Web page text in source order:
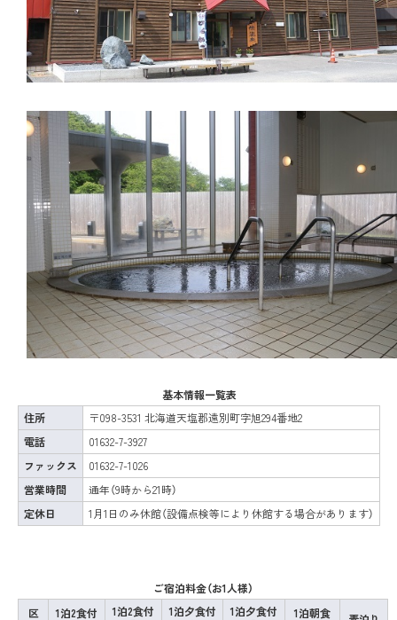
基本情報一覧表
住所
〒098-3531 北海道天塩郡遠別町字旭294番地2
電話
01632-7-3927
ファックス
01632-7-1026
営業時間
通年（9時から21時）
定休日
1月1日のみ休館（設備点検等により休館する場合があります）
ご宿泊料金（お1人様）
区
1泊2食付
1泊2食付
1泊夕食付
1泊夕食付
1泊朝食